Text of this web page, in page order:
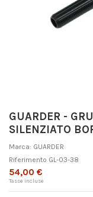
GUARDER -
SILENZIATO
Marca: GUARDER
Riferimento GL-03-38
54,00 €
Tasse incluse